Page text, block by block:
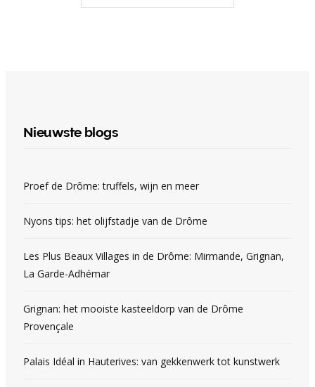
Nieuwste blogs
Proef de Drôme: truffels, wijn en meer
Nyons tips: het olijfstadje van de Drôme
Les Plus Beaux Villages in de Drôme: Mirmande, Grignan,
La Garde-Adhémar
Grignan: het mooiste kasteeldorp van de Drôme
Provençale
Palais Idéal in Hauterives: van gekkenwerk tot kunstwerk